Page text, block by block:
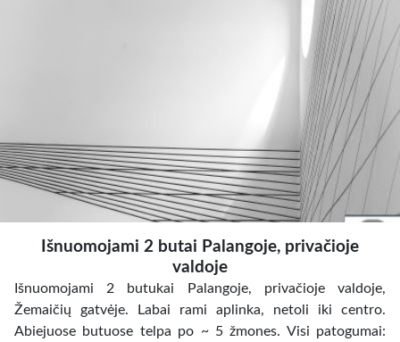
Išnuomojami 2 butai Palangoje, privačioje
valdoje
Išnuomojami 2 butukai Palangoje, privačioje valdoje,
Žemaičių gatvėje. Labai rami aplinka, netoli iki centro.
Abiejuose butuose telpa po ~ 5 žmones. Visi patogumai: